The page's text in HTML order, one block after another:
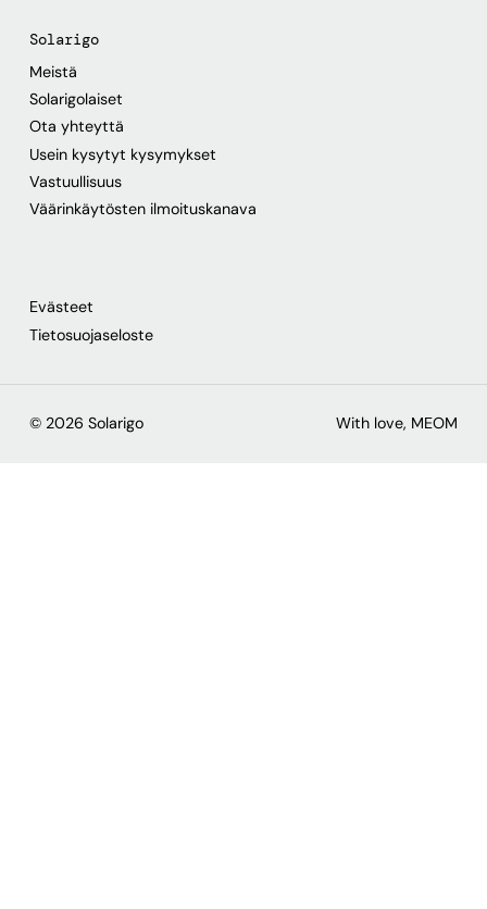
Solarigo
Meistä
Solarigolaiset
Ota yhteyttä
Usein kysytyt kysymykset
Vastuullisuus
Väärinkäytösten ilmoituskanava
Evästeet
Tietosuojaseloste
© 2026 Solarigo With love, MEOM